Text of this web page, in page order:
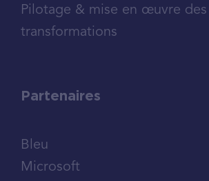
Pilotage & mise en œuvre des
transformations
Partenaires
Bleu
Microsoft